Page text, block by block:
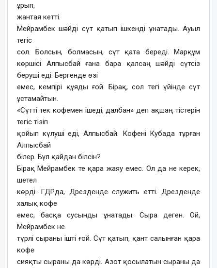
ұрып,
жантая кетті.
Мейрамбек шәйді сүт қатып ішкенді ұнатады. Ауыл
тегіс
сол. Болсын, болмасын, сүт қата береді. Марқұм
көршісі Алпысбай ғана бара қалсаң шәйді сүтсіз
беруші еді. Бергенде өзі
емес, кемпірі құяды ғой. Бірақ, сол тегі үйінде сүт
ұстамайтын.
«Сүтті тек кофемен ішеді, далбан» деп ақшаң тістерін
тегіс тізіп
қойып күлуші еді, Алпысбай. Кофені Кубада тұрған
Алпысбай
білер. Бұл қайдан білсін?
Бірақ Мейрамбек те қара жаяу емес. Ол да не керек,
шетел
көрді. ГДРда, Дрезденде служить етті. Дрезденде
халық кофе
емес, басқа сусынды ұнатады. Сыра деген. Ой,
Мейрамбек не
түрлі сыраны ішті ғой. Сүт қатып, қант салынған қара
кофе
сияқты сыраны да көрді. Азот қосылатын сыраны да